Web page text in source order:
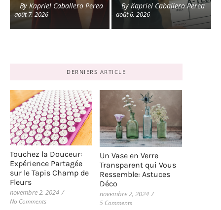
By Kapriel Caballero Perea
- août 7, 2026
By Kapriel Caballero Perea
- août 6, 2026
DERNIERS ARTICLE
Touchez la Douceur:
Expérience Partagée
sur le Tapis Champ de
Fleurs
novembre 2, 2024 /
No Comments
Un Vase en Verre
Transparent qui Vous
Ressemble: Astuces
Déco
novembre 2, 2024 /
5 Comments